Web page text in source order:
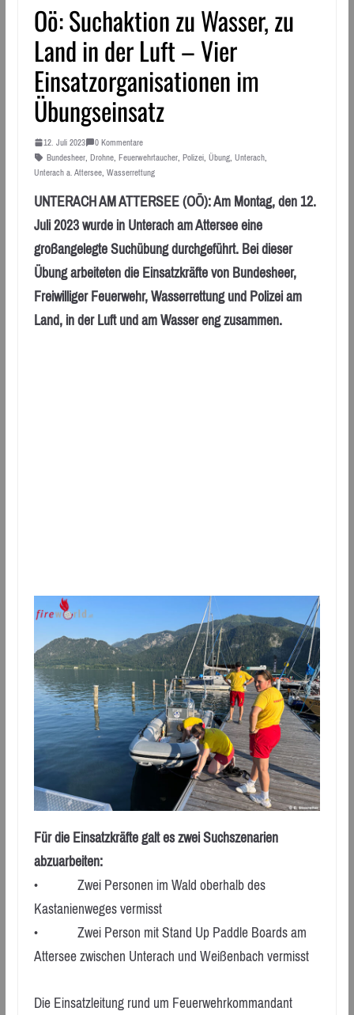
Oö: Suchaktion zu Wasser, zu
Land in der Luft – Vier
Einsatzorganisationen im
Übungseinsatz
12. Juli 2023
0 Kommentare
Bundesheer, Drohne, Feuerwehrtaucher, Polizei, Übung, Unterach,
Unterach a. Attersee, Wasserrettung
UNTERACH AM ATTERSEE (OÖ): Am Montag, den 12.
Juli 2023 wurde in Unterach am Attersee eine
großangelegte Suchübung durchgeführt. Bei dieser
Übung arbeiteten die Einsatzkräfte von Bundesheer,
Freiwilliger Feuerwehr, Wasserrettung und Polizei am
Land, in der Luft und am Wasser eng zusammen.
Für die Einsatzkräfte galt es zwei Suchszenarien
abzuarbeiten:
• Zwei Personen im Wald oberhalb des
Kastanienweges vermisst
• Zwei Person mit Stand Up Paddle Boards am
Attersee zwischen Unterach und Weißenbach vermisst
Die Einsatzleitung rund um Feuerwehrkommandant